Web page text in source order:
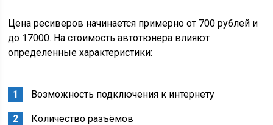
Цена ресиверов начинается примерно от 700 рублей и
до 17000. На стоимость автотюнера влияют
определенные характеристики:
Возможность подключения к интернету
Количество разъёмов